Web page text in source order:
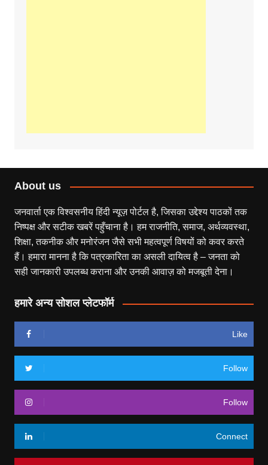
About us
जनवार्ता एक विश्वसनीय हिंदी न्यूज़ पोर्टल है, जिसका उद्देश्य पाठकों तक
निष्पक्ष और सटीक खबरें पहुँचाना है। हम राजनीति, समाज, अर्थव्यवस्था,
शिक्षा, तकनीक और मनोरंजन जैसे सभी महत्वपूर्ण विषयों को कवर करते
हैं। हमारा मानना है कि पत्रकारिता का असली दायित्व है – जनता को
सही जानकारी उपलब्ध कराना और उनकी आवाज़ को मजबूती देना।
हमारे अन्य सोशल प्लेटफॉर्म
Like
Follow
Follow
Connect